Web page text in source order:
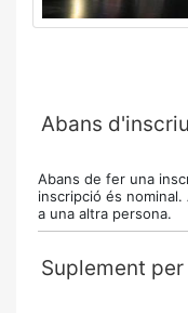
Abans
Abans de fer una
inscripció és
a una altra persona.
Suplement